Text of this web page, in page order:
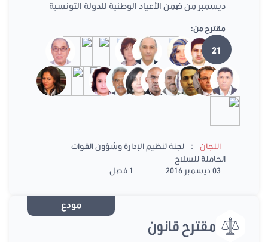
ديسمبر من ضمن الأعياد الوطنية للدولة التونسية
مقترح من:
21
اللجان :
لجنة تنظيم الإدارة وشؤون القوات
الحاملة للسلاح
03 ديسمبر 2016
1 فصل
مودع
مقترح قانون